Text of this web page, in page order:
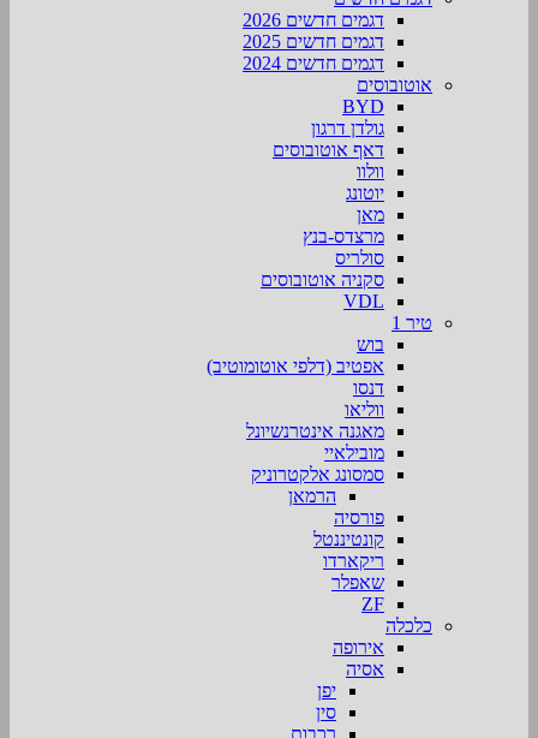
דגמים חדשים 2026
דגמים חדשים 2025
דגמים חדשים 2024
אוטובוסים
BYD
גולדן דרגון
דאף אוטובוסים
וולוו
יוטונג
מאן
מרצדס-בנץ
סולריס
סקניה אוטובוסים
VDL
טיר 1
בוש
אפטיב (דלפי אוטומוטיב)
דנסו
ווליאו
מאגנה אינטרנשיונל
מובילאיי
סמסונג אלקטרוניק
הרמאן
פורסיה
קונטיננטל
ריקארדו
שאפלר
ZF
כלכלה
אירופה
אסיה
יפן
סין
רכבות